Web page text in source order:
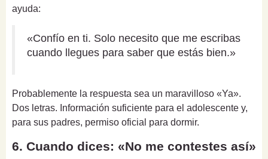
ayuda:
«Confío en ti. Solo necesito que me escribas
cuando llegues para saber que estás bien.»
Probablemente la respuesta sea un maravilloso «Ya».
Dos letras. Información suficiente para el adolescente y,
para sus padres, permiso oficial para dormir.
6. Cuando dices: «No me contestes así»